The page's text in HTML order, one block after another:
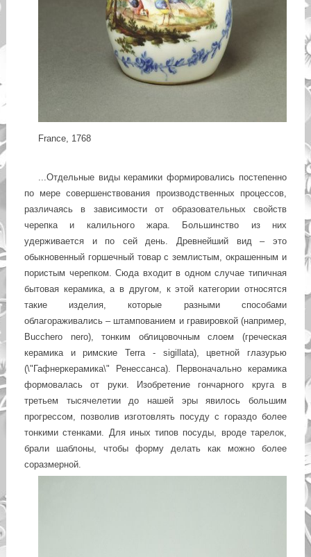
France, 1768
...Отдельные виды керамики формировались постепенно
по мере совершенствования производственных процессов,
различаясь в зависимости от образовательных свойств
черепка и калильного жара. Большинство из них
удерживается и по сей день. Древнейший вид – это
обыкновенный горшечный товар с землистым, окрашенным и
пористым черепком. Сюда входит в одном случае типичная
бытовая керамика, а в другом, к этой категории относятся
такие изделия, которые разными способами
облагораживались – штампованием и гравировкой (например,
Bucchero nero), тонким облицовочным слоем (греческая
керамика и римские Terra - sigillata), цветной глазурью
(\"Гафнеркерамика\" Ренессанса). Первоначально керамика
формовалась от руки. Изобретение гончарного круга в
третьем тысячелетии до нашей эры явилось большим
прогрессом, позволив изготовлять посуду с гораздо более
тонкими стенками. Для иных типов посуды, вроде тарелок,
брали шаблоны, чтобы форму делать как можно более
соразмерной.